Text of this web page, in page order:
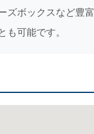
ズボックスなど豊富
も可能です。